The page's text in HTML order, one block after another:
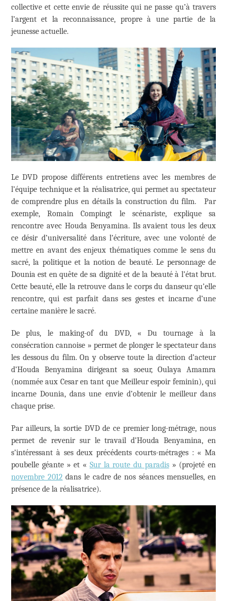
collective et cette envie de réussite qui ne passe qu’à travers
l’argent et la reconnaissance, propre à une partie de la
jeunesse actuelle.
Le DVD propose différents entretiens avec les membres de
l’équipe technique et la réalisatrice, qui permet au spectateur
de comprendre plus en détails la construction du film. Par
exemple, Romain Compingt le scénariste, explique sa
rencontre avec Houda Benyamina. Ils avaient tous les deux
ce désir d’universalité dans l’écriture, avec une volonté de
mettre en avant des enjeux thématiques comme le sens du
sacré, la politique et la notion de beauté. Le personnage de
Dounia est en quête de sa dignité et de la beauté à l’état brut.
Cette beauté, elle la retrouve dans le corps du danseur qu’elle
rencontre, qui est parfait dans ses gestes et incarne d’une
certaine manière le sacré.
De plus, le making-of du DVD, « Du tournage à la
consécration cannoise » permet de plonger le spectateur dans
les dessous du film. On y observe toute la direction d’acteur
d’Houda Benyamina dirigeant sa soeur, Oulaya Amamra
(nommée aux Cesar en tant que Meilleur espoir feminin), qui
incarne Dounia, dans une envie d’obtenir le meilleur dans
chaque prise.
Par ailleurs, la sortie DVD de ce premier long-métrage, nous
permet de revenir sur le travail d’Houda Benyamina, en
s’intéressant à ses deux précédents courts-métrages : « Ma
poubelle géante » et « Sur la route du paradis» (projeté en
novembre 2012 dans le cadre de nos séances mensuelles, en
présence de la réalisatrice).